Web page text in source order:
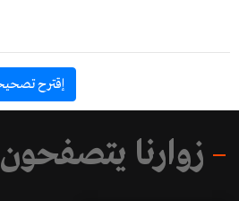
إقترح
زوارنا